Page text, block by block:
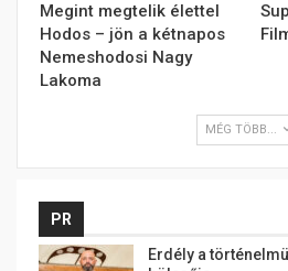
Megint megtelik élettel
Hodos – jön a kétnapos
Nemeshodosi Nagy
Lakoma
MÉG TÖBB...
PR
Erdély a